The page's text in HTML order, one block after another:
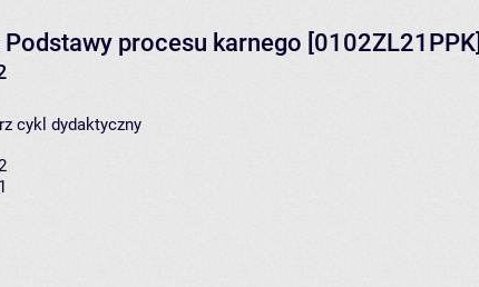
procesu karnego [0102ZL21PPK]
cykl dydaktyczny